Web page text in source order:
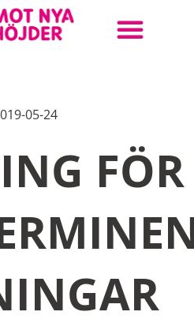
05-24
FÖR